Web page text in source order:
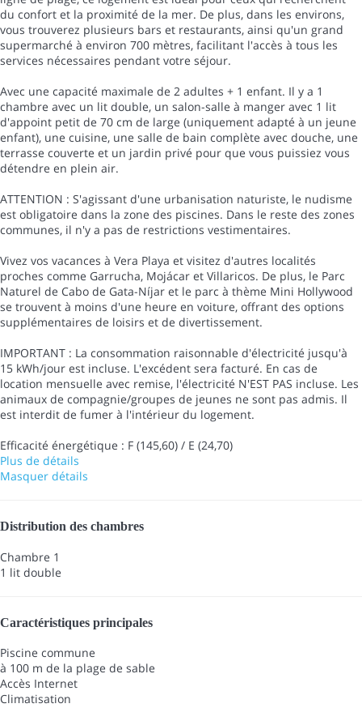
du confort et la proximité de la mer. De plus, dans les environs,
vous trouverez plusieurs bars et restaurants, ainsi qu'un grand
supermarché à environ 700 mètres, facilitant l'accès à tous les
services nécessaires pendant votre séjour.
Avec une capacité maximale de 2 adultes + 1 enfant. Il y a 1
chambre avec un lit double, un salon-salle à manger avec 1 lit
d'appoint petit de 70 cm de large (uniquement adapté à un jeune
enfant), une cuisine, une salle de bain complète avec douche, une
terrasse couverte et un jardin privé pour que vous puissiez vous
détendre en plein air.
ATTENTION : S'agissant d'une urbanisation naturiste, le nudisme
est obligatoire dans la zone des piscines. Dans le reste des zones
communes, il n'y a pas de restrictions vestimentaires.
Vivez vos vacances à Vera Playa et visitez d'autres localités
proches comme Garrucha, Mojácar et Villaricos. De plus, le Parc
Naturel de Cabo de Gata-Níjar et le parc à thème Mini Hollywood
se trouvent à moins d'une heure en voiture, offrant des options
supplémentaires de loisirs et de divertissement.
IMPORTANT : La consommation raisonnable d'électricité jusqu'à
15 kWh/jour est incluse. L'excédent sera facturé. En cas de
location mensuelle avec remise, l'électricité N'EST PAS incluse. Les
animaux de compagnie/groupes de jeunes ne sont pas admis. Il
est interdit de fumer à l'intérieur du logement.
Efficacité énergétique : F (145,60) / E (24,70)
Plus de détails
Masquer détails
Distribution des chambres
Chambre 1
1 lit double
Caractéristiques principales
Piscine commune
à 100 m de la plage de sable
Accès Internet
Climatisation